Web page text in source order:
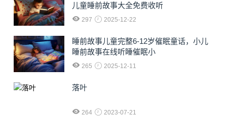
儿童睡前故事大全免费收听
297 2025-12-22
睡前故事儿童完整6-12岁催眠童话，小儿
睡前故事在线听睡催眠小
265 2025-12-11
落叶
264 2023-07-21